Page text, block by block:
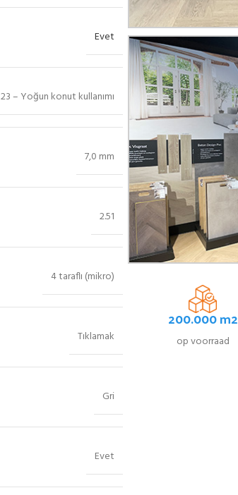
Evet
23 – Yoğun konut kullanımı
7,0 mm
2.51
4 taraflı (mikro)
Tıklamak
Gri
Evet
200.000 m2
op voorraad